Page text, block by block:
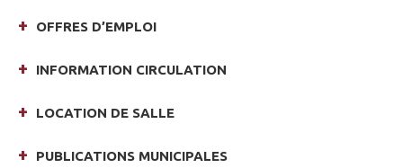
OFFRES D’EMPLOI
INFORMATION CIRCULATION
LOCATION DE SALLE
PUBLICATIONS MUNICIPALES